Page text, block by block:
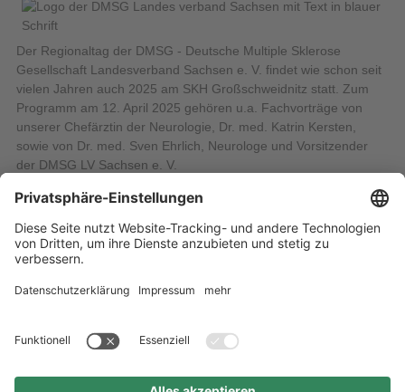
Der Regionaltag der DMSG - Deutsche Multiple Sklerose
Gesellschaft Landesverband Sachsen e. V. findet wie schon seit
vielen Jahren auch 2025 am SKH Großschweidnitz statt. Zum
Programm am 12. April 2025 gehören u.a. Fachvorträge von
unserer Chefärztin der Neurologie, Dr. med. Katrin Kersten,
sowie von Dr. med. Sven Ehrlich, Neurologe und Vorsitzender
der DMSG LV Sachsen e. V.
DMSG möglich. Alle Informationen zur Anmeldung und zum
Programm finden Sie auf der
Website der DMSG.
28.03.2025